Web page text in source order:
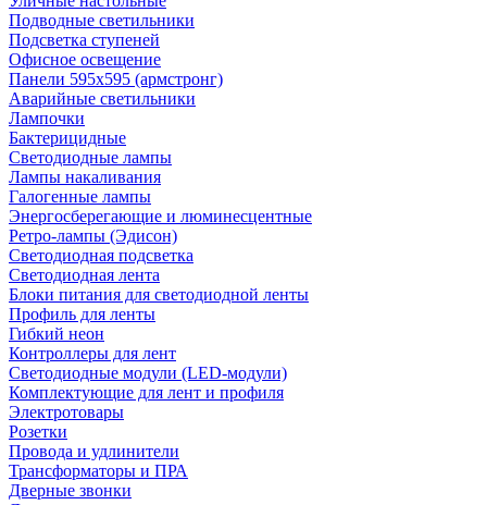
Подводные светильники
Подсветка ступеней
Офисное освещение
Панели 595х595 (армстронг)
Аварийные светильники
Лампочки
Бактерицидные
Светодиодные лампы
Лампы накаливания
Галогенные лампы
Энергосберегающие и люминесцентные
Ретро-лампы (Эдисон)
Светодиодная подсветка
Светодиодная лента
Блоки питания для светодиодной ленты
Профиль для ленты
Гибкий неон
Контроллеры для лент
Светодиодные модули (LED-модули)
Комплектующие для лент и профиля
Электротовары
Розетки
Провода и удлинители
Трансформаторы и ПРА
Дверные звонки